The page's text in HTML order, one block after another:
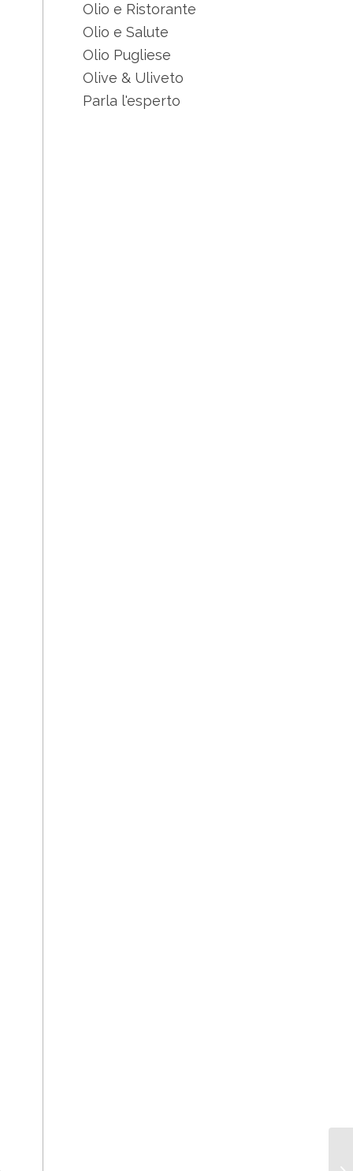
Olio e Ristorante
Olio e Salute
Olio Pugliese
Olive & Uliveto
Parla l'esperto